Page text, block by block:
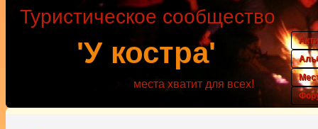
'У костра'
Туристическое сообщество
места хватит для всех!